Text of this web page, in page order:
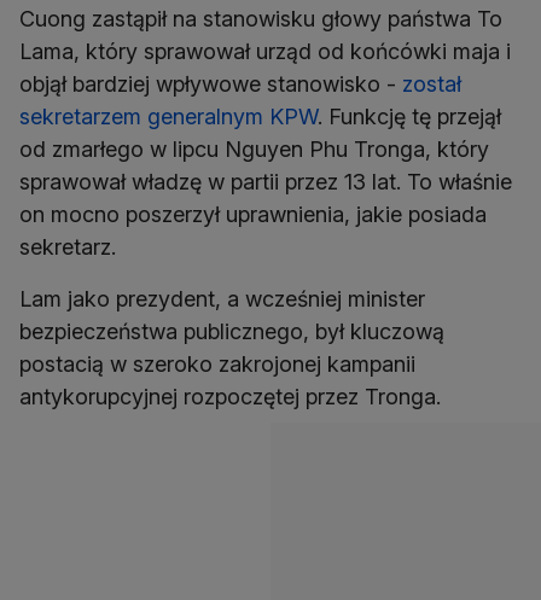
Cuong zastąpił na stanowisku głowy państwa To
Lama, który sprawował urząd od końcówki maja i
objął bardziej wpływowe stanowisko - został
sekretarzem generalnym KPW. Funkcję tę przejął
od zmarłego w lipcu Nguyen Phu Tronga, który
sprawował władzę w partii przez 13 lat. To właśnie
on mocno poszerzył uprawnienia, jakie posiada
sekretarz.
Lam jako prezydent, a wcześniej minister
bezpieczeństwa publicznego, był kluczową
postacią w szeroko zakrojonej kampanii
antykorupcyjnej rozpoczętej przez Tronga.